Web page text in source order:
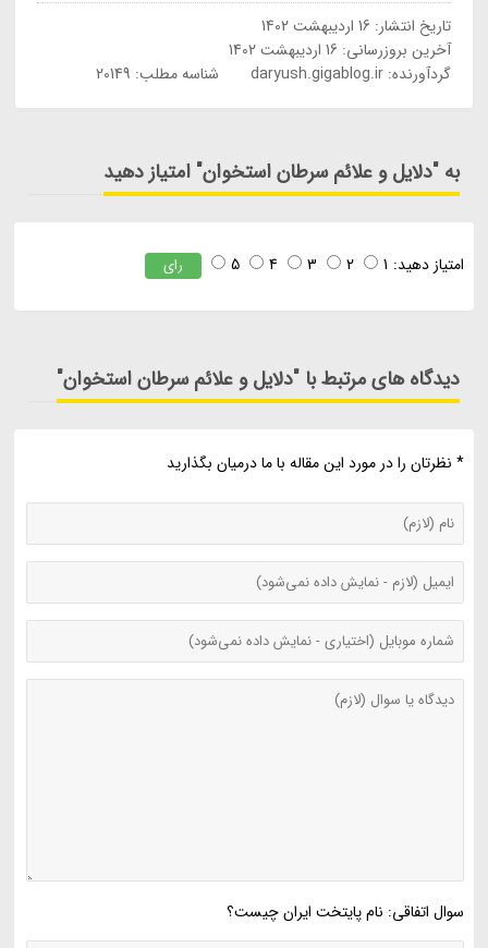
تاریخ انتشار: 16 اردیبهشت 1402
آخرین بروزرسانی: 16 اردیبهشت 1402
گردآورنده:daryush.gigablog.ir شناسه مطلب: 20149
به "دلایل و علائم سرطان استخوان" امتیاز دهید
امتیاز دهید: 1
2
3
4
5 رای
دیدگاه های مرتبط با "دلایل و علائم سرطان استخوان"
* نظرتان را در مورد این مقاله با ما درمیان بگذارید
سوال اتفاقی: نام پایتخت ایران چیست؟